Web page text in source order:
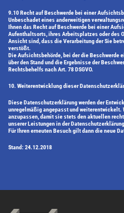
9.10 Recht auf Beschwerde bei einer
Unbeschadet eines anderweitigen
Ihnen das Recht auf Beschwerde bei einer
Aufenthaltsorts, ihres Arbeitsplatzes oder des
Ansicht sind, dass die Verarbeitung der Sie
verstößt.
Die Aufsichtsbehörde, bei der die Beschwerde
über den Stand und die Ergebnisse der
Rechtsbehelfs nach Art. 78 DSGVO.
10. Weiterentwicklung dieser
Diese Datenschutzerklärung werden der
unregelmäßig angepasst und weiterentwickelt.
anzupassen, damit sie stets den aktuellen
unserer Leistungen in der
Für Ihren erneuten Besuch gilt dann die neue
Stand: 24.12.2018